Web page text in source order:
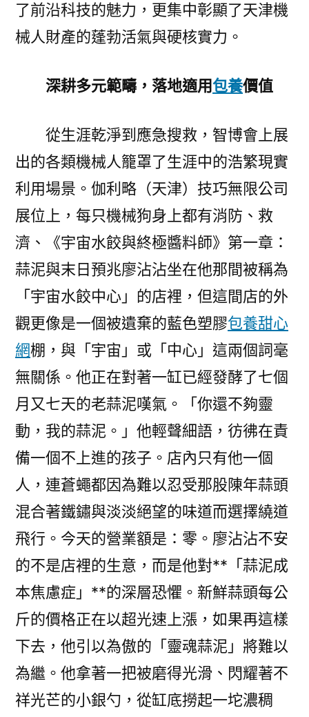
智
博
“機
械
天
團”，
看
天
津
械
人
財
產
強
勢
起〉
了前沿科技的魅力，更集中彰顯了天津機
械人財產的蓬勃活氣與硬核實力。
深耕多元範疇，落地適用包養價值
從生涯乾淨到應急搜救，智博會上展
出的各類機械人籠罩了生涯中的浩繁現實
利用場景。伽利略（天津）技巧無限公司
展位上，每只機械狗身上都有消防、救
濟、《宇宙水餃與終極醬料師》第一章：
蒜泥與末日預兆廖沾沾坐在他那間被稱為
「宇宙水餃中心」的店裡，但這間店的外
觀更像是一個被遺棄的藍色塑膠包養甜心
網棚，與「宇宙」或「中心」這兩個詞毫
無關係。他正在對著一缸已經發酵了七個
月又七天的老蒜泥嘆氣。「你還不夠靈
動，我的蒜泥。」他輕聲細語，彷彿在責
備一個不上進的孩子。店內只有他一個
人，連蒼蠅都因為難以忍受那股陳年蒜頭
混合著鐵鏽與淡淡絕望的味道而選擇繞道
飛行。今天的營業額是：零。廖沾沾不安
的不是店裡的生意，而是他對**「蒜泥成
本焦慮症」**的深層恐懼。新鮮蒜頭每公
斤的價格正在以超光速上漲，如果再這樣
下去，他引以為傲的「靈魂蒜泥」將難以
為繼。他拿著一把被磨得光滑、閃耀著不
祥光芒的小銀勺，從缸底撈起一坨濃稠